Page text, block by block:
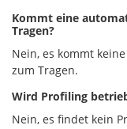
Kommt eine
Tragen?
Nein, es kommt
zum Tragen.
Wird Profiling
Nein, es findet kein